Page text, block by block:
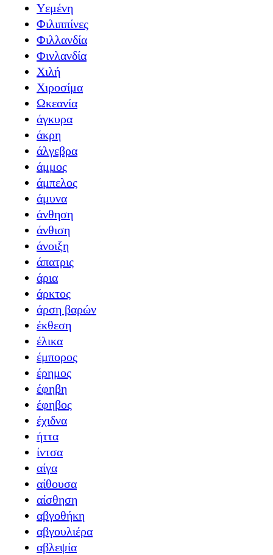
Υεμένη
Φιλιππίνες
Φιλλανδία
Φινλανδία
Χιλή
Χιροσίμα
Ωκεανία
άγκυρα
άκρη
άλγεβρα
άμμος
άμπελος
άμυνα
άνθηση
άνθιση
άνοιξη
άπατρις
άρια
άρκτος
άρση βαρών
έκθεση
έλικα
έμπορος
έρημος
έφηβη
έφηβος
έχιδνα
ήττα
ίντσα
αίγα
αίθουσα
αίσθηση
αβγοθήκη
αβγουλιέρα
αβλεψία